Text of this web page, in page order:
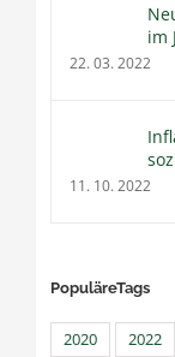
im
22. 03. 2022
11. 10. 2022
PopuläreTags
2020 2022